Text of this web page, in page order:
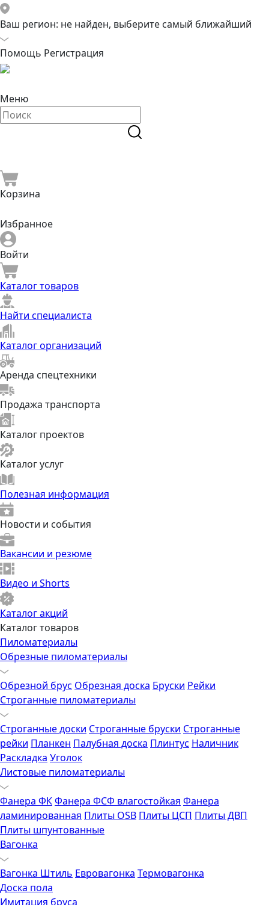
Ваш регион: не найден, выберите самый ближайший
Помощь Регистрация
Меню
Корзина
Избранное
Войти
Каталог товаров
Найти специалиста
Каталог организаций
Аренда спецтехники
Продажа транспорта
Каталог проектов
Каталог услуг
Полезная информация
Новости и события
Вакансии и резюме
Видео и Shorts
Каталог акций
Каталог товаров
Пиломатериалы
Обрезные пиломатериалы
Обрезной брус Обрезная доска Бруски Рейки
Строганные пиломатериалы
Строганные доски Строганные бруски Строганные
рейки Планкен Палубная доска Плинтус Наличник
Раскладка Уголок
Листовые пиломатериалы
Фанера ФКФанера ФСФ влагостойкая Фанера
ламинированная Плиты OSB Плиты ЦСП Плиты ДВП
Плиты шпунтованные
Вагонка
Вагонка Штиль Евровагонка Термовагонка
Доска пола
Имитация бруса